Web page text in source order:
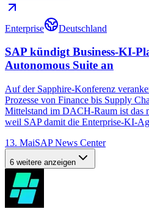
Enterprise Deutschland
SAP kündigt Business-KI-
Autonomous Suite an
Auf der Sapphire-Konferenz
Prozesse von Finance bis Supply
Mittelstand im DACH-Raum ist das
weil SAP damit die Enterprise-KI-
13. MaiSAP News Center
6 weitere anzeigen